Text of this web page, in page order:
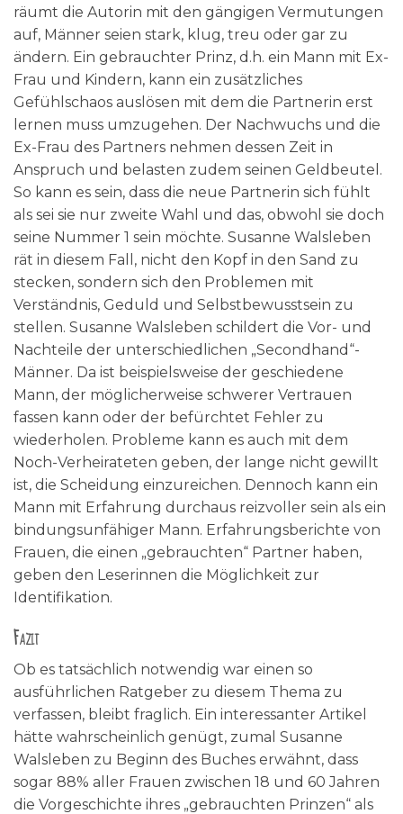
räumt die Autorin mit den gängigen Vermutungen
auf, Männer seien stark, klug, treu oder gar zu
ändern. Ein gebrauchter Prinz, d.h. ein Mann mit Ex-
Frau und Kindern, kann ein zusätzliches
Gefühlschaos auslösen mit dem die Partnerin erst
lernen muss umzugehen. Der Nachwuchs und die
Ex-Frau des Partners nehmen dessen Zeit in
Anspruch und belasten zudem seinen Geldbeutel.
So kann es sein, dass die neue Partnerin sich fühlt
als sei sie nur zweite Wahl und das, obwohl sie doch
seine Nummer 1 sein möchte. Susanne Walsleben
rät in diesem Fall, nicht den Kopf in den Sand zu
stecken, sondern sich den Problemen mit
Verständnis, Geduld und Selbstbewusstsein zu
stellen. Susanne Walsleben schildert die Vor- und
Nachteile der unterschiedlichen „Secondhand“-
Männer. Da ist beispielsweise der geschiedene
Mann, der möglicherweise schwerer Vertrauen
fassen kann oder der befürchtet Fehler zu
wiederholen. Probleme kann es auch mit dem
Noch-Verheirateten geben, der lange nicht gewillt
ist, die Scheidung einzureichen. Dennoch kann ein
Mann mit Erfahrung durchaus reizvoller sein als ein
bindungsunfähiger Mann. Erfahrungsberichte von
Frauen, die einen „gebrauchten“ Partner haben,
geben den Leserinnen die Möglichkeit zur
Identifikation.
Fazit
Ob es tatsächlich notwendig war einen so
ausführlichen Ratgeber zu diesem Thema zu
verfassen, bleibt fraglich. Ein interessanter Artikel
hätte wahrscheinlich genügt, zumal Susanne
Walsleben zu Beginn des Buches erwähnt, dass
sogar 88% aller Frauen zwischen 18 und 60 Jahren
die Vorgeschichte ihres „gebrauchten Prinzen“ als